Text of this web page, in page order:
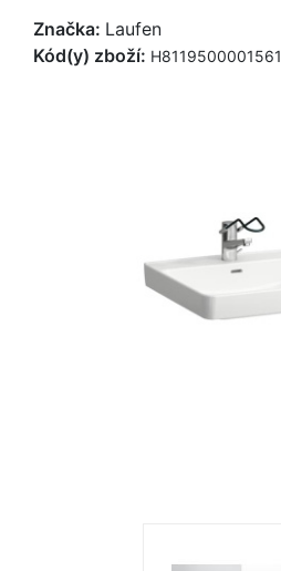
Značka: Laufen
Kód(y) zboží: H8119500001561